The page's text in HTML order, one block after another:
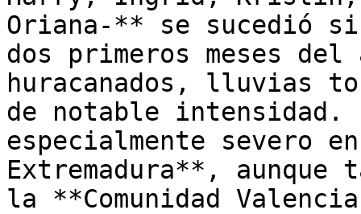
Oriana-** se sucedió
dos primeros meses
huracanados, lluvias
de notable intensidad.
especialmente severo
Extremadura**, aunque
la **Comunidad